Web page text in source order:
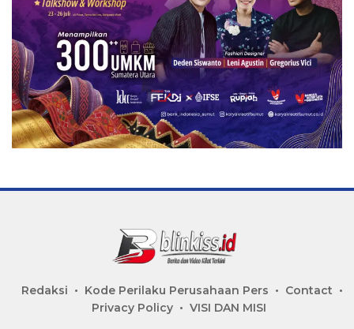
Redaksi Kode Perilaku Perusahaan Pers
Contact
Privacy Policy
VISI DAN MISI